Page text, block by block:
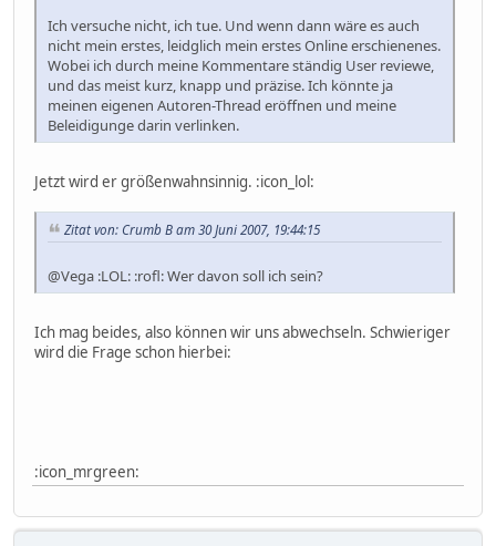
Ich versuche nicht, ich tue. Und wenn dann wäre es auch
nicht mein erstes, leidglich mein erstes Online erschienenes.
Wobei ich durch meine Kommentare ständig User reviewe,
und das meist kurz, knapp und präzise. Ich könnte ja
meinen eigenen Autoren-Thread eröffnen und meine
Beleidigunge darin verlinken.
Jetzt wird er größenwahnsinnig. :icon_lol:
Zitat von: Crumb B am 30 Juni 2007, 19:44:15
@Vega :LOL: :rofl: Wer davon soll ich sein?
Ich mag beides, also können wir uns abwechseln. Schwieriger
wird die Frage schon hierbei:
:icon_mrgreen: